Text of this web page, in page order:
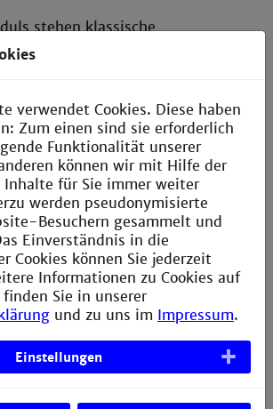
stehen klassische
DICOM, 3D Visualisierung,
und der Übergang zu
Medizintechnik?
jeweils vom 15.05.-15.07. sowie
Studienstart ist Mitte
März.
verwendet Cookies. Diese haben
Zum einen sind sie erforderlich
Funktionalität unserer
können wir mit Hilfe der
Inhalte für Sie immer weiter
werden pseudonymisierte
Besuchern gesammelt und
Einverständnis in die
Cookies können Sie jederzeit
Informationen zu Cookies auf
Sie in unserer
und zu uns im Impressum.
Einstellungen